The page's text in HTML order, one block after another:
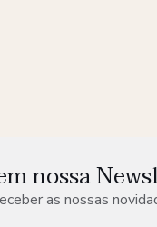
nossa
as nossas